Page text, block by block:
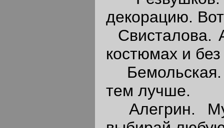
декорацию.
Свисталова.
костюмах и
тем лучше.
Алегрин.